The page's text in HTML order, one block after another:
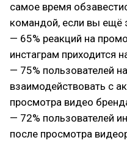
самое время
командой, если вы ещё
— 65% реакций на
инстаграм приходится
— 75% пользователей
взаимодействовать с
просмотра видео
— 72% пользователей
после просмотра